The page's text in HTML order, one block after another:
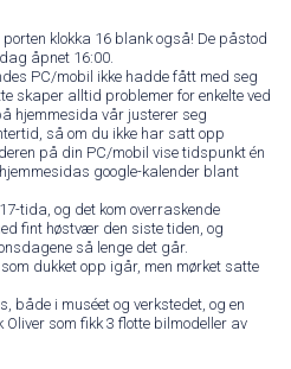
klokka 16 blank også! De påstod
åpnet 16:00.
PC/mobil ikke hadde fått med seg
skaper alltid problemer for enkelte ved
hjemmesida vår justerer seg
så om du ikke har satt opp
på din PC/mobil vise tidspunkt én
google-kalender blant
tida, og det kom overraskende
fint høstvær den siste tiden, og
så lenge det går.
dukket opp igår, men mørket satte
både i muséet og verkstedet, og en
Oliver som fikk 3 flotte bilmodeller av